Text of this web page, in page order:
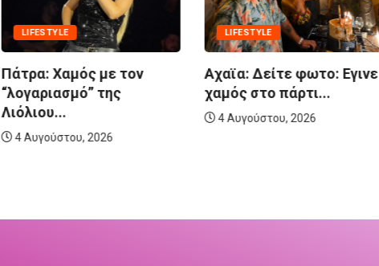
LIFESTYLE
Πάτρα: Χαμός με τον
“λογαριασμό” της
Λιόλιου...
4 Αυγούστου, 2026
LIFESTYLE
Αχαϊα: Δείτε φωτο: Εγινε
χαμός στο πάρτι...
4 Αυγούστου, 2026